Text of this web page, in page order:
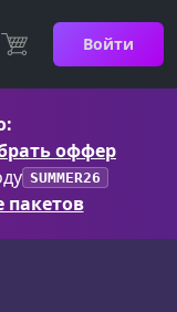
Войти
оффер
SUMMER26
пакетов